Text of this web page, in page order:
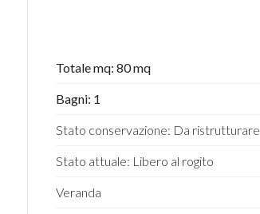
Totale mq: 80 mq
Bagni: 1
Stato conservazione: Da ristrutturare
Stato attuale: Libero al rogito
Veranda